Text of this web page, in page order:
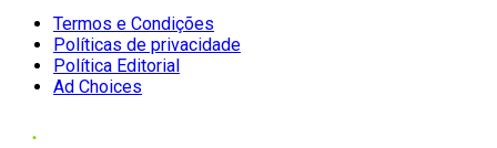
Termos e Condições
Políticas de privacidade
Política Editorial
Ad Choices